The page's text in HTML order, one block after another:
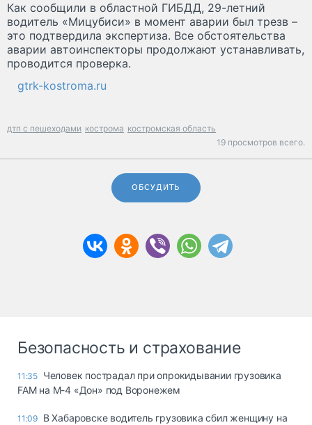
Как сообщили в областной ГИБДД, 29-летний
водитель «Мицубиси» в момент аварии был трезв –
это подтвердила экспертиза. Все обстоятельства
аварии автоинспекторы продолжают устанавливать,
проводится проверка.
gtrk-kostroma.ru
дтп с пешеходами кострома костромская область
19 просмотров всего.
ОБСУДИТЬ
Безопасность и страхование
11:35 Человек пострадал при опрокидывании грузовика
FAM на М-4 «Дон» под Воронежем
11:09 В Хабаровске водитель грузовика сбил женщину на